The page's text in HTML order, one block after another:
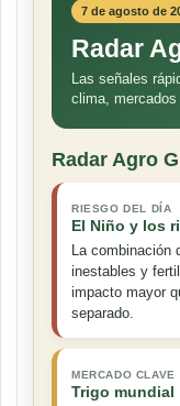
7 de agosto de
Radar
Las señales
clima, mercados
Radar Agro
RIESGO DEL DÍA
El Niño y los
La combinación
inestables y
impacto mayor
separado.
MERCADO CLAVE
Trigo mundial